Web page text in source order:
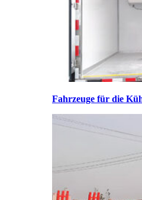
Fahrzeuge für die